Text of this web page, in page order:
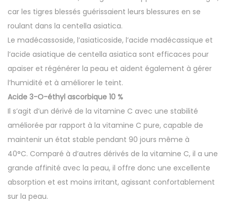
car les tigres blessés guérissaient leurs blessures en se
roulant dans la centella asiatica.
Le madécassoside, l’asiaticoside, l’acide madécassique et
l’acide asiatique de centella asiatica sont efficaces pour
apaiser et régénérer la peau et aident également à gérer
l’humidité et à améliorer le teint.
Acide 3-O-éthyl ascorbique 10 %
Il s’agit d’un dérivé de la vitamine C avec une stabilité
améliorée par rapport à la vitamine C pure, capable de
maintenir un état stable pendant 90 jours même à
40°C. Comparé à d’autres dérivés de la vitamine C, il a une
grande affinité avec la peau, il offre donc une excellente
absorption et est moins irritant, agissant confortablement
sur la peau.